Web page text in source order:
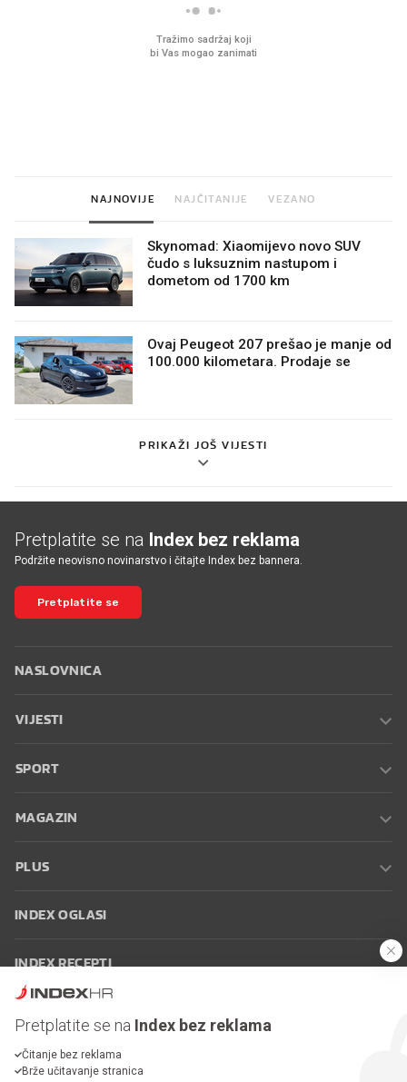
NAJNOVIJE NAJČITANIJE VEZANO
Skynomad: Xiaomijevo novo SUV
čudo s luksuznim nastupom i
dometom od 1700 km
Ovaj Peugeot 207 prešao je manje od
100.000 kilometara. Prodaje se
PRIKAŽI JOŠ VIJESTI
Pretplatite se na Index bez reklama
Podržite neovisno novinarstvo i čitajte Index bez bannera.
Pretplatite se
NASLOVNICA
VIJESTI
SPORT
MAGAZIN
PLUS
INDEX OGLASI
INDEX RECEPTI
Oglašavanje Zaposli se na Indexu
korištenja
Postavke kolačića
Pretplatite se na Index bez reklama
Čitanje bez reklama
Brže učitavanje stranica